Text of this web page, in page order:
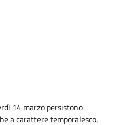
14 marzo persistono
a carattere temporalesco,